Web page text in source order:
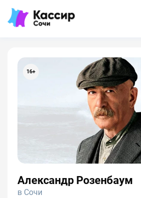
Александр Розенбаум
в Сочи
16+